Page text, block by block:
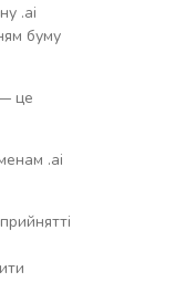
.ai
буму
це
.ai